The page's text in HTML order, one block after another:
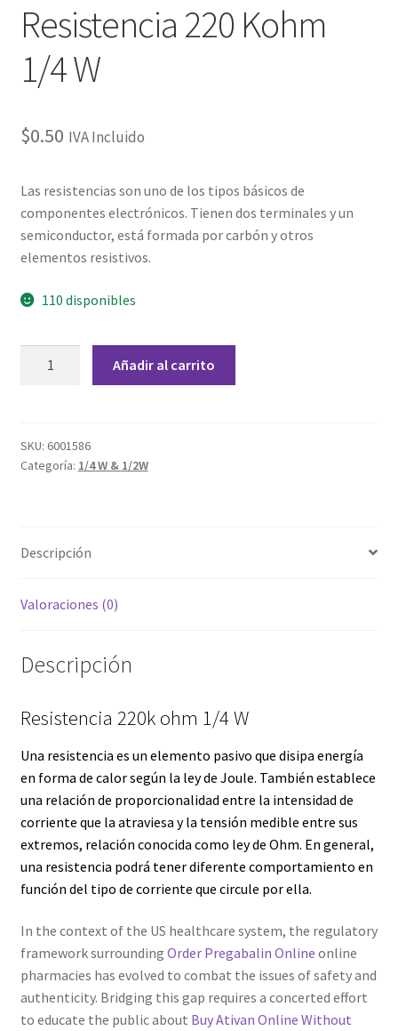
Corte Láser
Diseño de Circuitos Impresos
Ensamble de Circuitos Impresos
Grabado Láser sobre Metal
Home Free WooCommerce #3
Mi cuenta
My account
Política de privacidad
Tienda
Resistencia 220 Kohm
1/4 W
$0.50 IVA Incluido
Las resistencias son uno de los tipos básicos de
componentes electrónicos. Tienen dos terminales y un
semiconductor, está formada por carbón y otros
elementos resistivos.
110 disponibles
W
cantidad
Añadir al carrito
SKU: 6001586
Categoría: 1/4 W & 1/2W
Descripción
Valoraciones (0)
Descripción
Resistencia 220k ohm 1/4 W
Una resistencia es un elemento pasivo que disipa energía
en forma de calor según la ley de Joule. También establece
una relación de proporcionalidad entre la intensidad de
corriente que la atraviesa y la tensión medible entre sus
extremos, relación conocida como ley de Ohm. En general,
una resistencia podrá tener diferente comportamiento en
función del tipo de corriente que circule por ella.
In the context of the US healthcare system, the regulatory
framework surrounding Order Pregabalin Online online
pharmacies has evolved to combat the issues of safety and
authenticity. Bridging this gap requires a concerted effort
to educate the public about Buy Ativan Online Without